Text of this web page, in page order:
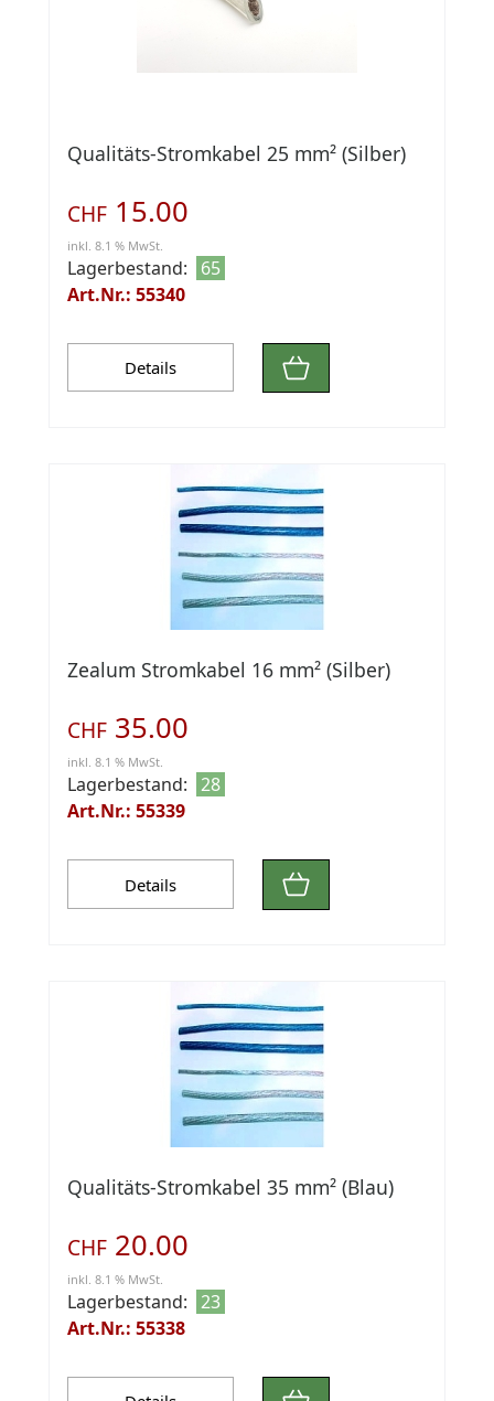
Qualitäts-Stromkabel 25 mm² (Silber)
CHF 15.00
inkl. 8.1 % MwSt.
Lagerbestand:
65
Art.Nr.: 55340
Details
Zealum Stromkabel 16 mm² (Silber)
CHF 35.00
inkl. 8.1 % MwSt.
Lagerbestand: 28
Art.Nr.: 55339
Details
Qualitäts-Stromkabel 35 mm² (Blau)
CHF 20.00
inkl. 8.1 % MwSt.
Lagerbestand: 23
Art.Nr.: 55338